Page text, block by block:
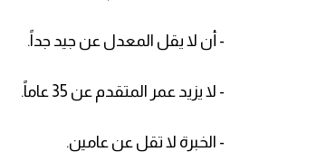
- أن لا يقل المعدل عن جيد جداً.
- لا يزيد عمر المتقدم عن 35 عاماً.
- الخبرة لا تقل عن عامين.